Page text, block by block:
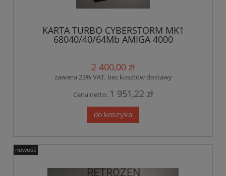
KARTA TURBO CYBERSTORM MK1
68040/40/64Mb AMIGA 4000
2 400,00 zł
zawiera 23% VAT, bez kosztów dostawy
Cena netto: 1 951,22 zł
do koszyka
nowość